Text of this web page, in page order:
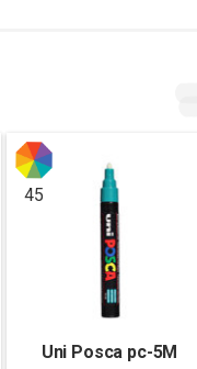
45
Uni Posca pc-5M